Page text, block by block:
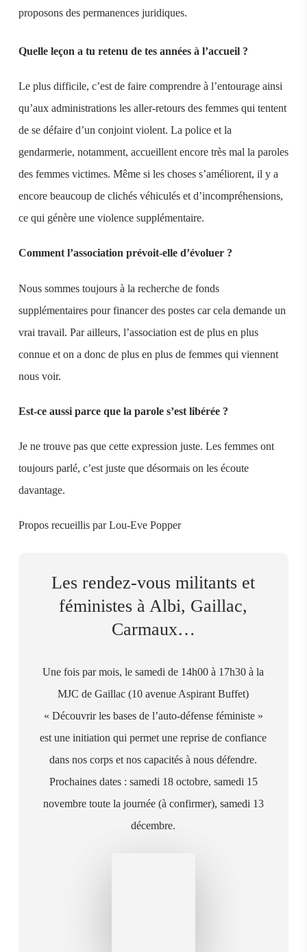
proposons des permanences juridiques.
Quelle leçon a tu retenu de tes années à l’accueil ?
Le plus difficile, c’est de faire comprendre à l’entourage ainsi
qu’aux administrations les aller-retours des femmes qui tentent
de se défaire d’un conjoint violent. La police et la
gendarmerie, notamment, accueillent encore très mal la paroles
des femmes victimes. Même si les choses s’améliorent, il y a
encore beaucoup de clichés véhiculés et d’incompréhensions,
ce qui génère une violence supplémentaire.
Comment l’association prévoit-elle d’évoluer ?
Nous sommes toujours à la recherche de fonds
supplémentaires pour financer des postes car cela demande un
vrai travail. Par ailleurs, l’association est de plus en plus
connue et on a donc de plus en plus de femmes qui viennent
nous voir.
Est-ce aussi parce que la parole s’est libérée ?
Je ne trouve pas que cette expression juste. Les femmes ont
toujours parlé, c’est juste que désormais on les écoute
davantage.
Propos recueillis par Lou-Eve Popper
Les rendez-vous militants et
féministes à Albi, Gaillac,
Carmaux…
Une fois par mois, le samedi de 14h00 à 17h30 à la
MJC de Gaillac (10 avenue Aspirant Buffet)
« Découvrir les bases de l’auto-défense féministe »
est une initiation qui permet une reprise de confiance
dans nos corps et nos capacités à nous défendre.
Prochaines dates : samedi 18 octobre, samedi 15
novembre toute la journée (à confirmer), samedi 13
décembre.